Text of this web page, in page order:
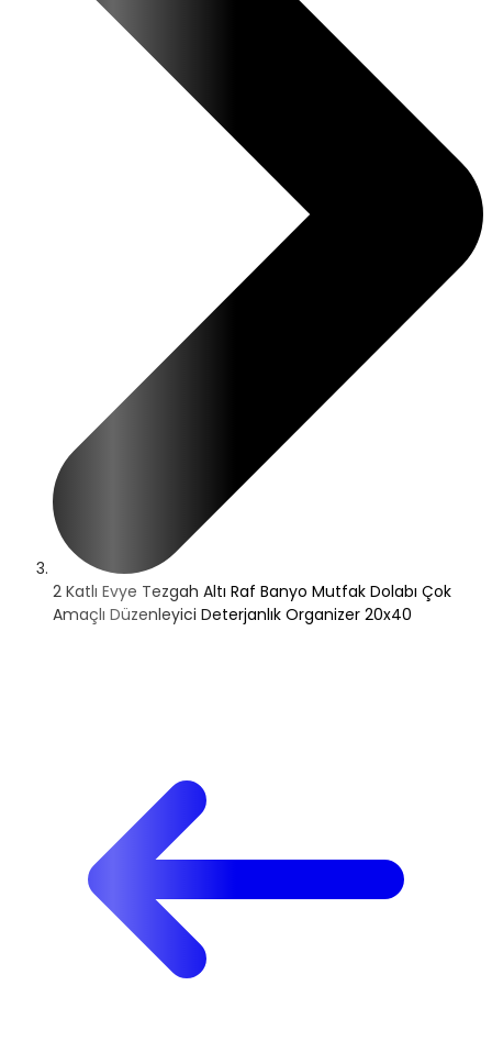
2 Katlı Evye Tezgah Altı Raf Banyo Mutfak Dolabı Çok
Amaçlı Düzenleyici Deterjanlık Organizer 20x40